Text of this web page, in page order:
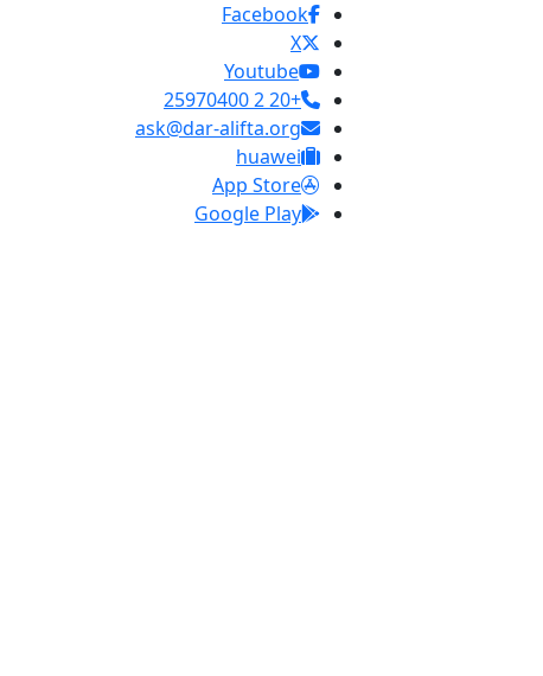
Facebook
X
Youtube
+20 2 25970400
ask@dar-alifta.org
huawei
App Store
Google Play